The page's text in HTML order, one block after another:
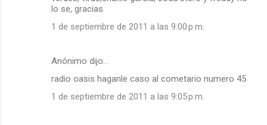
lo se, gracias
1 de septiembre de 2011 a las 9:00 p.m.
Anónimo dijo…
radio oasis haganle caso al cometario numero 45
1 de septiembre de 2011 a las 9:05 p.m.